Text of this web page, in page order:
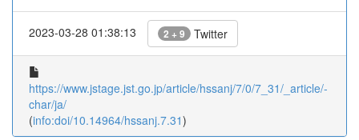
2023-03-28 01:38:13 2 + 9 Twitter
https://www.jstage.jst.go.jp/article/hssanj/7/0/7_31/_article/-
char/ja/
(info:doi/10.14964/hssanj.7.31)